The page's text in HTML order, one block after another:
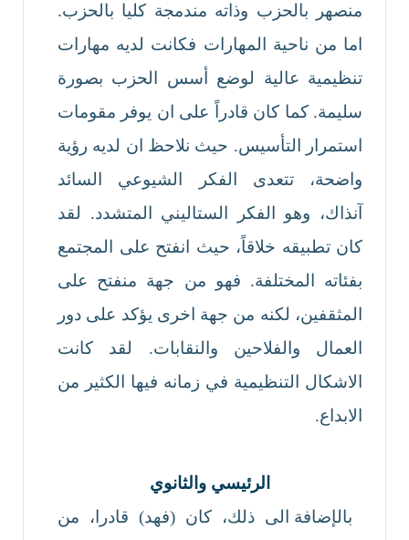
منصهر بالحزب وذاته مندمجة كليا بالحزب.
اما من ناحية المهارات فكانت لديه مهارات
تنظيمية عالية لوضع أسس الحزب بصورة
سليمة. كما كان قادراً على ان يوفر مقومات
استمرار التأسيس. حيث نلاحظ ان لديه رؤية
واضحة، تتعدى الفكر الشيوعي السائد
آنذاك، وهو الفكر الستاليني المتشدد. لقد
كان تطبيقه خلاقاً، حيث انفتح على المجتمع
بفئاته المختلفة. فهو من جهة منفتح على
المثقفين، لكنه من جهة اخرى يؤكد على دور
العمال والفلاحين والنقابات. لقد كانت
الاشكال التنظيمية في زمانه فيها الكثير من
الابداع.
الرئيسي والثانوي
بالإضافة الى ذلك، كان (فهد) قادرا، من